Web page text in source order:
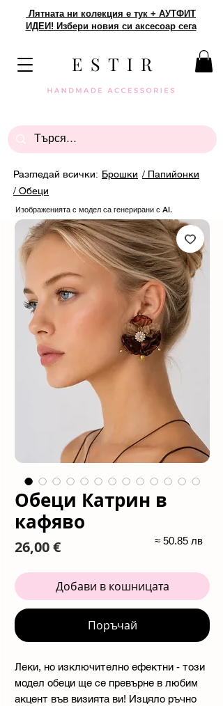
Лятната ни колекция е тук + АУТФИТ
ИДЕИ! Избери новия си аксесоар сега
E S T I R
Разгледай всички: Брошки / Папийонки
/ Обеци
Изображенията с модел са генерирани с AI.
Обеци Катрин в
кафяво
26,00 €Цена
Добави в кошницата
Поръчай
Леки, но изключително ефектни - този
модел обеци ще се превърне в любим
акцент във визията ви! Изцяло ръчно
≈ 50.85 лв